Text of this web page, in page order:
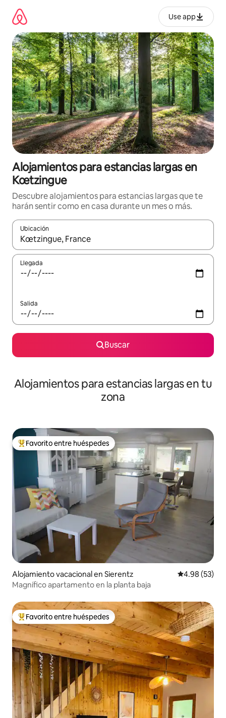
contenido
Use app
Alojamientos para estancias largas en
Kœtzingue
Descubre alojamientos para estancias largas que te
harán sentir como en casa durante un mes o más.
Ubicación
Cuando los resultados estén disponibles, podrás navegar
Llegada
Salida
Buscar
Alojamientos para estancias largas en tu
zona
De los mejores en Favorito entre huéspedes
Favorito entre huéspedes
Alojamiento vacacional en Sierentz Calificación
4.98 (53)
Magnífico apartamento en la planta baja
De los mejores en Favorito entre huéspedes
Favorito entre huéspedes